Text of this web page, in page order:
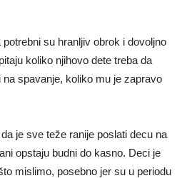
su hranljiv obrok i dovoljno
koliko njihovo dete treba da
spavanje, koliko mu je zapravo
je sve teže ranije poslati decu na
opstaju budni do kasno. Deci je
mislimo, posebno jer su u periodu